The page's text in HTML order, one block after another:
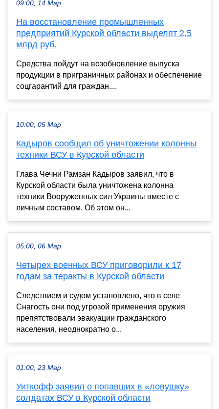
09:00, 14 Мар
На восстановление промышленных
предприятий Курской области выделят 2,5
млрд руб.
Средства пойдут на возобновление выпуска
продукции в приграничных районах и обеспечение
соцгарантий для граждан....
10:00, 05 Мар
Кадыров сообщил об уничтожении колонны
техники ВСУ в Курской области
Глава Чечни Рамзан Кадыров заявил, что в
Курской области была уничтожена колонна
техники Вооруженных сил Украины вместе с
личным составом. Об этом он...
05:00, 06 Мар
Четырех военных ВСУ приговорили к 17
годам за теракты в Курской области
Следствием и судом установлено, что в селе
Снагость они под угрозой применения оружия
препятствовали эвакуации гражданского
населения, неоднократно о...
01:00, 23 Мар
Уиткофф заявил о попавших в «ловушку»
солдатах ВСУ в Курской области